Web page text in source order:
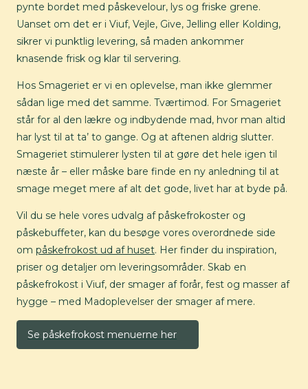
pynte bordet med påskevelour, lys og friske grene.
Uanset om det er i Viuf, Vejle, Give, Jelling eller Kolding,
sikrer vi punktlig levering, så maden ankommer
knasende frisk og klar til servering.
Hos Smageriet er vi en oplevelse, man ikke glemmer
sådan lige med det samme. Tværtimod. For Smageriet
står for al den lækre og indbydende mad, hvor man altid
har lyst til at ta’ to gange. Og at aftenen aldrig slutter.
Smageriet stimulerer lysten til at gøre det hele igen til
næste år – eller måske bare finde en ny anledning til at
smage meget mere af alt det gode, livet har at byde på.
Vil du se hele vores udvalg af påskefrokoster og
påskebuffeter, kan du besøge vores overordnede side
om påskefrokost ud af huset. Her finder du inspiration,
priser og detaljer om leveringsområder. Skab en
påskefrokost i Viuf, der smager af forår, fest og masser af
hygge – med Madoplevelser der smager af mere.
Se påskefrokost menuerne her